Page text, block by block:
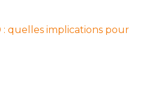
quelles implications pour